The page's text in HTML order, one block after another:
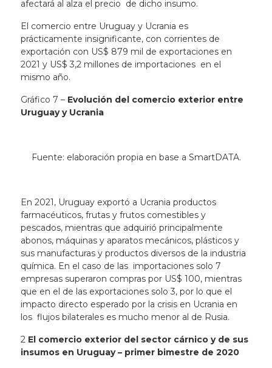
afectará al alza el precio de dicho insumo.
El comercio entre Uruguay y Ucrania es
prácticamente insignificante, con corrientes de
exportación con US$ 879 mil de exportaciones en
2021 y US$ 3,2 millones de importaciones en el
mismo año.
Gráfico 7 – Evolución del comercio exterior entre
Uruguay y Ucrania
Fuente: elaboración propia en base a SmartDATA.
En 2021, Uruguay exportó a Ucrania productos
farmacéuticos, frutas y frutos comestibles y
pescados, mientras que adquirió principalmente
abonos, máquinas y aparatos mecánicos, plásticos y
sus manufacturas y productos diversos de la industria
química. En el caso de las importaciones solo 7
empresas superaron compras por US$ 100, mientras
que en el de las exportaciones solo 3, por lo que el
impacto directo esperado por la crisis en Ucrania en
los flujos bilaterales es mucho menor al de Rusia.
2 El comercio exterior del sector cárnico y de sus
insumos en Uruguay – primer bimestre de 2020